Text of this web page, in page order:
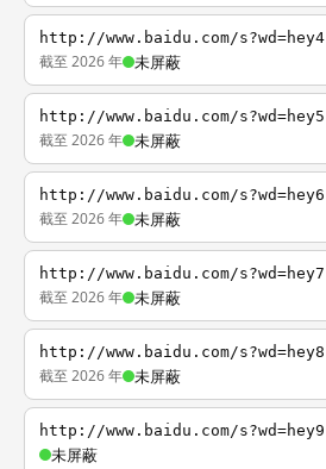
http://www.baidu.com/s?wd=hey4
截至 2026 年 未屏蔽
http://www.baidu.com/s?wd=hey5
截至 2026 年 未屏蔽
http://www.baidu.com/s?wd=hey6
截至 2026 年 未屏蔽
http://www.baidu.com/s?wd=hey7
截至 2026 年 未屏蔽
http://www.baidu.com/s?wd=hey8
截至 2026 年 未屏蔽
http://www.baidu.com/s?wd=hey9
未屏蔽